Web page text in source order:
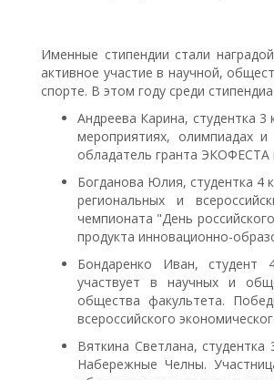
Именные стипендии стали
активное участие в научной,
спорте. В этом году среди
Андреева Карина, студентка 3
мероприятиях, олимпиадах
обладатель гранта ЭКОФЕСТА
Богданова Юлия, студентка 4
региональных и
чемпионата "День
продукта инновационно-
Бондаренко Иван, студент
участвует в научных и
общества факультета.
всероссийского
Вяткина Светлана,
Набережные Челны.